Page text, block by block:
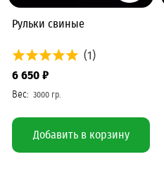
Рульки свиные
(1)
6 650 ₽
Добавить в корзину